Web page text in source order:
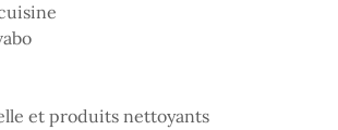
et produits nettoyants